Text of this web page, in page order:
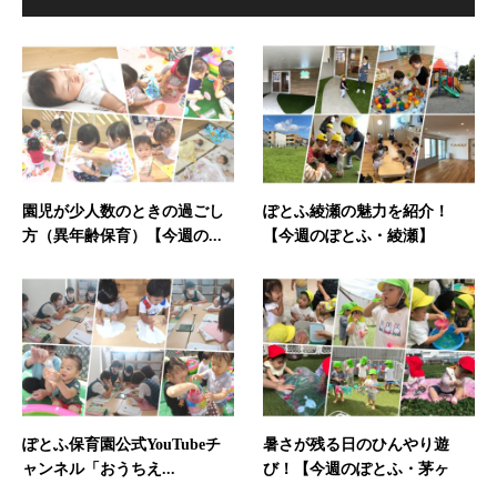
園児が少人数のときの過ごし
方（異年齢保育）【今週の...
ぽとふ綾瀬の魅力を紹介！
【今週のぽとふ・綾瀬】
ぽとふ保育園公式YouTubeチ
ャンネル「おうちえ...
暑さが残る日のひんやり遊
び！【今週のぽとふ・茅ヶ